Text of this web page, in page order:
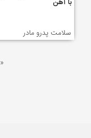
با آهن
سلامت پدرو مادر
«